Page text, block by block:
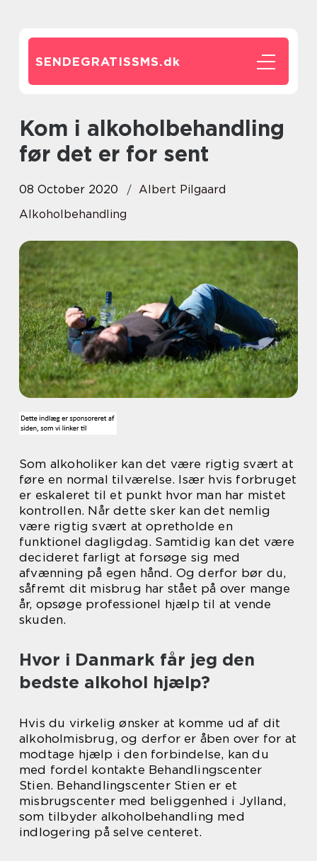
SENDEGRATISSMS.dk
Kom i alkoholbehandling
før det er for sent
08 October 2020
Albert Pilgaard
Alkoholbehandling
Som alkoholiker kan det være rigtig svært at
føre en normal tilværelse. Især hvis forbruget
er eskaleret til et punkt hvor man har mistet
kontrollen. Når dette sker kan det nemlig
være rigtig svært at opretholde en
funktionel dagligdag. Samtidig kan det være
decideret farligt at forsøge sig med
afvænning på egen hånd. Og derfor bør du,
såfremt dit misbrug har stået på over mange
år, opsøge professionel hjælp til at vende
skuden.
Hvor i Danmark får jeg den
bedste alkohol hjælp?
Hvis du virkelig ønsker at komme ud af dit
alkoholmisbrug, og derfor er åben over for at
modtage hjælp i den forbindelse, kan du
med fordel kontakte Behandlingscenter
Stien. Behandlingscenter Stien er et
misbrugscenter med beliggenhed i Jylland,
som tilbyder alkoholbehandling med
indlogering på selve centeret.